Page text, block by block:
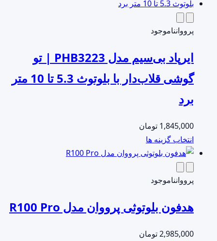
پرووانناموجود
ایرپاد بی‌سیم مدل PHB3223 | تو
گوشی قلاب‌دار با بلوتوث 5.3 تا 10 متر
برد
1,845,000 تومان
انتخاب گزینه ها
محصول
می
گزینه
پرووانناموجود
هدفون بلوتوثی پرووان مدل R100 Pro
2,985,000تومان